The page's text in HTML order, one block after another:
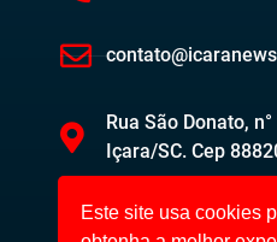
Rua São Donato,
Içara/SC. Cep
Este site usa cookies